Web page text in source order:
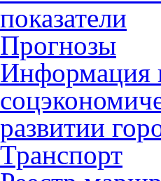
показатели
Прогнозы
Информация
развитии
Транспорт